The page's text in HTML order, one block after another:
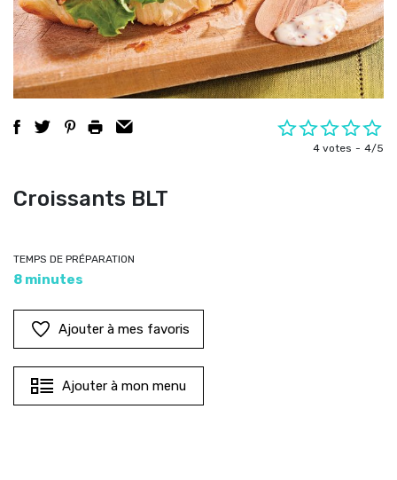
4 votes 4/5
Croissants BLT
TEMPS DE PRÉPARATION
8 minutes
Ajouter à mes favoris
Ajouter à mon menu